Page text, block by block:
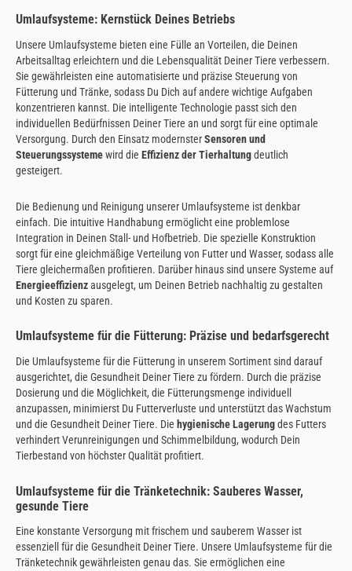
Umlaufsysteme: Kernstück Deines Betriebs
Unsere Umlaufsysteme bieten eine Fülle an Vorteilen, die Deinen
Arbeitsalltag erleichtern und die Lebensqualität Deiner Tiere verbessern.
Sie gewährleisten eine automatisierte und präzise Steuerung von
Fütterung und Tränke, sodass Du Dich auf andere wichtige Aufgaben
konzentrieren kannst. Die intelligente Technologie passt sich den
individuellen Bedürfnissen Deiner Tiere an und sorgt für eine optimale
Versorgung. Durch den Einsatz modernsterSensoren und
Steuerungssystemewird die Effizienz der Tierhaltungdeutlich
gesteigert.
Die Bedienung und Reinigung unserer Umlaufsysteme ist denkbar
einfach. Die intuitive Handhabung ermöglicht eine problemlose
Integration in Deinen Stall- und Hofbetrieb. Die spezielle Konstruktion
sorgt für eine gleichmäßige Verteilung von Futter und Wasser, sodass alle
Tiere gleichermaßen profitieren. Darüber hinaus sind unsere Systeme auf
Energieeffizienzausgelegt, um Deinen Betrieb nachhaltig zu gestalten
und Kosten zu sparen.
Umlaufsysteme für die Fütterung: Präzise und bedarfsgerecht
Die Umlaufsysteme für die Fütterung in unserem Sortiment sind darauf
ausgerichtet, die Gesundheit Deiner Tiere zu fördern. Durch die präzise
Dosierung und die Möglichkeit, die Fütterungsmenge individuell
anzupassen, minimierst Du Futterverluste und unterstützt das Wachstum
und die Gesundheit Deiner Tiere. Die hygienische Lagerungdes Futters
verhindert Verunreinigungen und Schimmelbildung, wodurch Dein
Tierbestand von höchster Qualität profitiert.
Umlaufsysteme für die Tränketechnik: Sauberes Wasser,
gesunde Tiere
Eine konstante Versorgung mit frischem und sauberem Wasser ist
essenziell für die Gesundheit Deiner Tiere. Unsere Umlaufsysteme für die
Tränketechnik gewährleisten genau das. Sie ermöglichen eine